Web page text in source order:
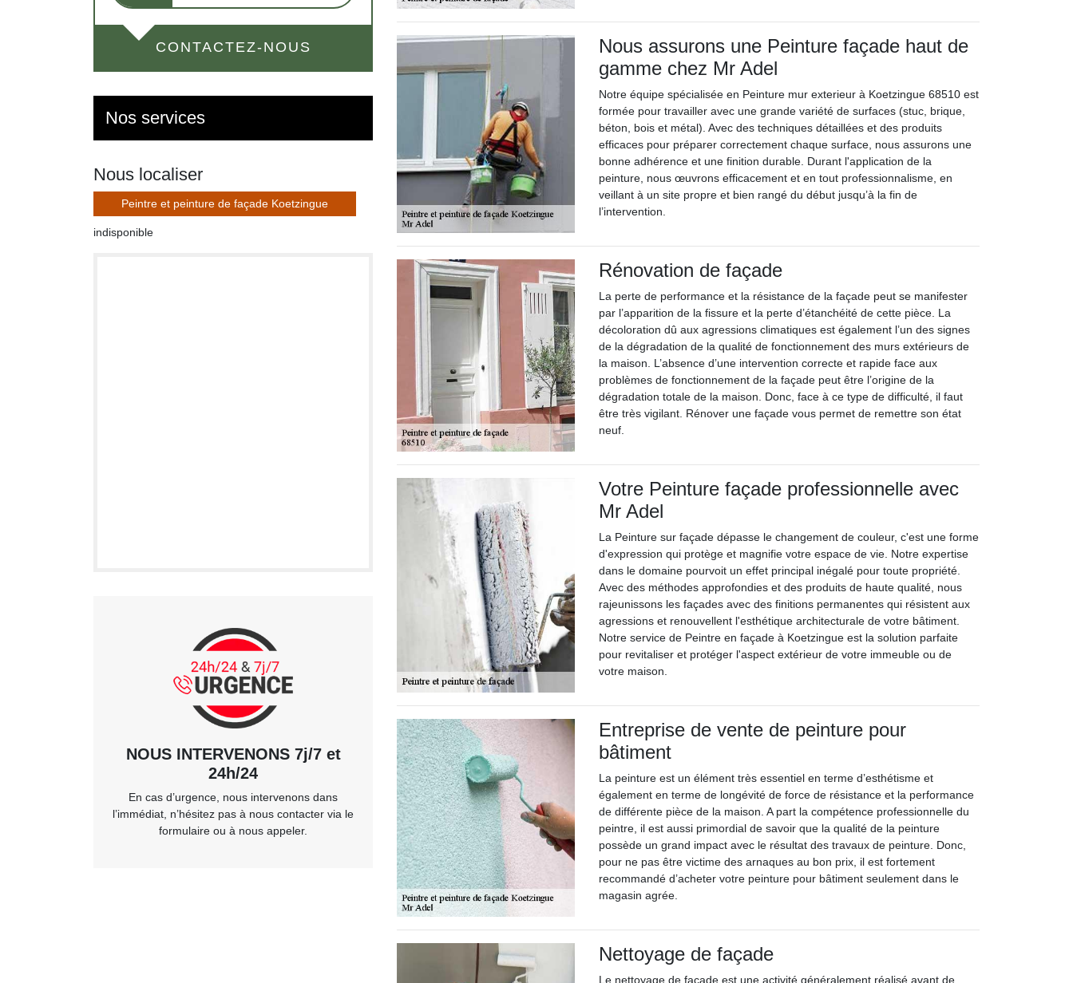
CONTACTEZ-NOUS
Nos services
Nous localiser
Peintre et peinture de façade Koetzingue
indisponible
NOUS INTERVENONS 7j/7 et
24h/24
En cas d’urgence, nous intervenons dans
l’immédiat, n’hésitez pas à nous contacter via le
formulaire ou à nous appeler.
Nous assurons une Peinture façade haut de
gamme chez Mr Adel
Notre équipe spécialisée en Peinture mur exterieur à Koetzingue 68510 est
formée pour travailler avec une grande variété de surfaces (stuc, brique,
béton, bois et métal). Avec des techniques détaillées et des produits
efficaces pour préparer correctement chaque surface, nous assurons une
bonne adhérence et une finition durable. Durant l'application de la
peinture, nous œuvrons efficacement et en tout professionnalisme, en
veillant à un site propre et bien rangé du début jusqu’à la fin de
l’intervention.
Rénovation de façade
La perte de performance et la résistance de la façade peut se manifester
par l’apparition de la fissure et la perte d’étanchéité de cette pièce. La
décoloration dû aux agressions climatiques est également l’un des signes
de la dégradation de la qualité de fonctionnement des murs extérieurs de
la maison. L’absence d’une intervention correcte et rapide face aux
problèmes de fonctionnement de la façade peut être l’origine de la
dégradation totale de la maison. Donc, face à ce type de difficulté, il faut
être très vigilant. Rénover une façade vous permet de remettre son état
neuf.
Votre Peinture façade professionnelle avec
Mr Adel
La Peinture sur façade dépasse le changement de couleur, c'est une forme
d'expression qui protège et magnifie votre espace de vie. Notre expertise
dans le domaine pourvoit un effet principal inégalé pour toute propriété.
Avec des méthodes approfondies et des produits de haute qualité, nous
rajeunissons les façades avec des finitions permanentes qui résistent aux
agressions et renouvellent l'esthétique architecturale de votre bâtiment.
Notre service de Peintre en façade à Koetzingue est la solution parfaite
pour revitaliser et protéger l'aspect extérieur de votre immeuble ou de
votre maison.
Entreprise de vente de peinture pour
bâtiment
La peinture est un élément très essentiel en terme d’esthétisme et
également en terme de longévité de force de résistance et la performance
de différente pièce de la maison. A part la compétence professionnelle du
peintre, il est aussi primordial de savoir que la qualité de la peinture
possède un grand impact avec le résultat des travaux de peinture. Donc,
pour ne pas être victime des arnaques au bon prix, il est fortement
recommandé d’acheter votre peinture pour bâtiment seulement dans le
magasin agrée.
Nettoyage de façade
Le nettoyage de façade est une activité généralement réalisé avant de